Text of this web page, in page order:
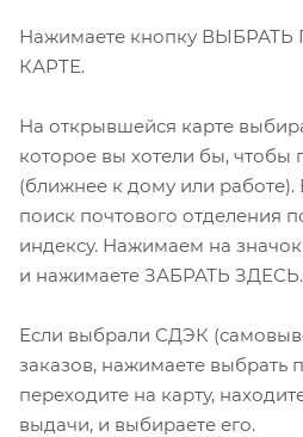
Нажимаете кнопку
КАРТЕ.
На открывшейся карте
которое вы хотели бы,
(ближнее к дому или работе).
поиск почтового отделения
индексу. Нажимаем на
и нажимаете ЗАБРАТЬ ЗДЕСЬ.
Если выбрали СДЭК
заказов, нажимаете выбрать
переходите на карту,
выдачи, и выбираете его.